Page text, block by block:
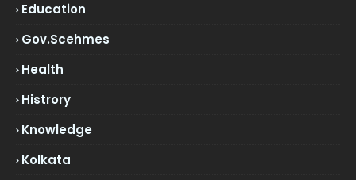
Education
Gov.scehmes
Health
Histrory
Knowledge
Kolkata